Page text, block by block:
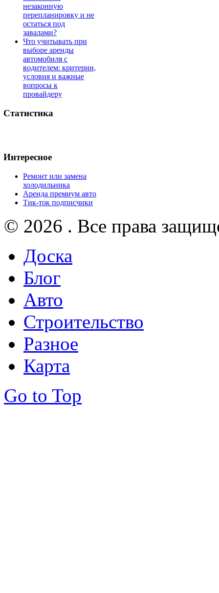
незаконную
перепланировку и не
остаться под
завалами?
Что учитывать при
выборе аренды
автомобиля с
водителем: критерии,
условия и важные
вопросы к
провайдеру
Статистика
Интересное
Ремонт или замена
холодильника
Аренда премиум авто
Тик-ток подписчики
© 2026 . Все права
Доска
Блог
Авто
Строительство
Разное
Карта
Go to Top